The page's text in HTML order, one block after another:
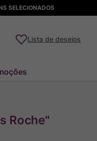
SELECIONADOS
Lista de desejos
Roche"